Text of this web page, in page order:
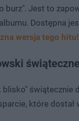
burz". Jest to
Dostępna
wersja tego hitu!
blisko" świątecznie
które dostał